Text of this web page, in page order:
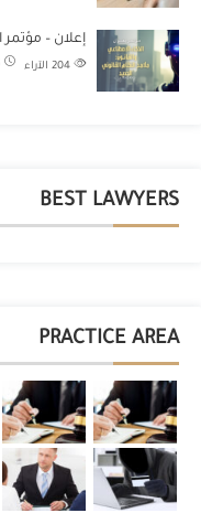
إعلان –
الآراء
BEST LAWYERS
PRACTICE AREA